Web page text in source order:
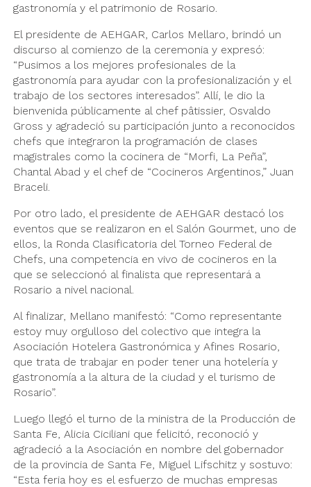
gastronomía y el patrimonio de Rosario.
El presidente de AEHGAR, Carlos Mellaro, brindó un
discurso al comienzo de la ceremonia y expresó:
“Pusimos a los mejores profesionales de la
gastronomía para ayudar con la profesionalización y el
trabajo de los sectores interesados”. Allí, le dio la
bienvenida públicamente al chef pâtissier, Osvaldo
Gross y agradeció su participación junto a reconocidos
chefs que integraron la programación de clases
magistrales como la cocinera de “Morfi, La Peña”,
Chantal Abad y el chef de “Cocineros Argentinos,” Juan
Braceli.
Por otro lado, el presidente de AEHGAR destacó los
eventos que se realizaron en el Salón Gourmet, uno de
ellos, la Ronda Clasificatoria del Torneo Federal de
Chefs, una competencia en vivo de cocineros en la
que se seleccionó al finalista que representará a
Rosario a nivel nacional.
Al finalizar, Mellano manifestó: “Como representante
estoy muy orgulloso del colectivo que integra la
Asociación Hotelera Gastronómica y Afines Rosario,
que trata de trabajar en poder tener una hotelería y
gastronomía a la altura de la ciudad y el turismo de
Rosario”.
Luego llegó el turno de la ministra de la Producción de
Santa Fe, Alicia Ciciliani que felicitó, reconoció y
agradeció a la Asociación en nombre del gobernador
de la provincia de Santa Fe, Miguel Lifschitz y sostuvo:
“Esta feria hoy es el esfuerzo de muchas empresas